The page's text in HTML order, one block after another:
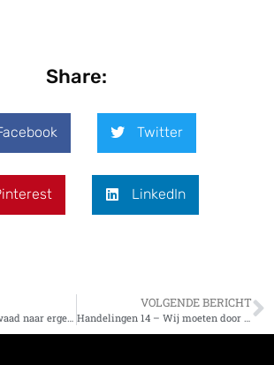
Share:
Twitter
LinkedIn
VOLGENDE BERICHT